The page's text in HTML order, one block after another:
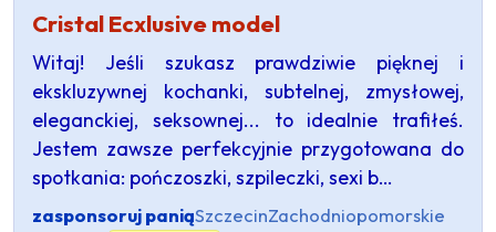
Cristal Ecxlusive model
Witaj! Jeśli szukasz prawdziwie pięknej i
ekskluzywnej kochanki, subtelnej, zmysłowej,
eleganckiej, seksownej... to idealnie trafiłeś.
Jestem zawsze perfekcyjnie przygotowana do
spotkania: pończoszki, szpileczki, sexi b…
zasponsoruj paniąSzczecinZachodniopomorskie